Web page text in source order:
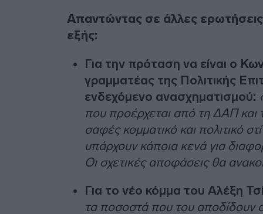
Απαντώντας σε άλλες
εξής:
Για την πρόταση να είναι ο
γραμματέας της Πολιτικής
ενδεχόμενο ανασχηματισμού:
που προέρχεται από τη ΔΑΠ
σαφές κομματικό και πολιτικό
υπάρχουν κάποια κενά για
Οι σχετικές αποφάσεις θα
Για το νέο κόμμα του Αλέξη
τα ποσοστά που του αποδίδουν